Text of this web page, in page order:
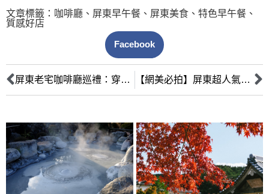
文章標籤： 咖啡廳 、 屏東早午餐 、 屏東美食 、 特色早午餐 、
質感好店
Facebook
屏東老宅咖啡廳巡禮：穿越時光的文青必訪復古空間 【網美必拍】屏東超人氣咖啡廳地圖：每個角落都是你的專屬攝影棚！